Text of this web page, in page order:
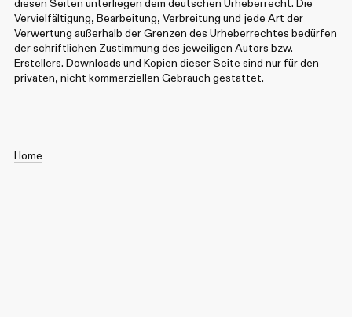
diesen Seiten unterliegen dem deutschen Urheberrecht. Die
Vervielfältigung, Bearbeitung, Verbreitung und jede Art der
Verwertung außerhalb der Grenzen des Urheberrechtes bedürfen
der schriftlichen Zustimmung des jeweiligen Autors bzw.
Erstellers. Downloads und Kopien dieser Seite sind nur für den
privaten, nicht kommerziellen Gebrauch gestattet.
Home